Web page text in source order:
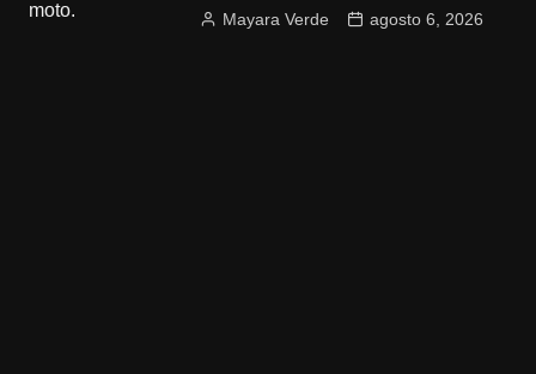
Mayara Verde agosto 6, 2026